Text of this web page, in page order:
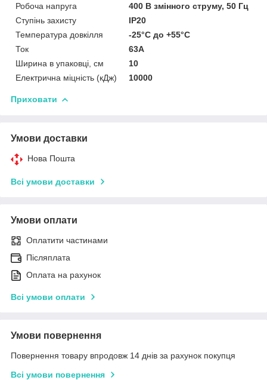
Робоча напруга
400 В змінного струму, 50 Гц
Ступінь захисту
IP20
Температура довкілля
-25°C до +55°C
Ток
63А
Ширина в упаковці, см
10
Електрична міцність (кДж)
10000
Приховати
Умови доставки
Нова Пошта
Всі умови доставки
Умови оплати
Оплатити частинами
Післяплата
Оплата на рахунок
Всі умови оплати
Умови повернення
Повернення товару впродовж 14 днів за рахунок покупця
Всі умови повернення